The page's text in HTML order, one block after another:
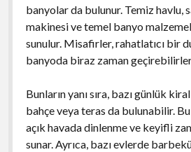
banyolar da bulunur. Temiz havlu,
makinesi ve temel banyo
sunulur. Misafirler, rahatlatıcı bir
banyoda biraz zaman
Bunların yanı sıra, bazı günlük
bahçe veya teras da bulunabilir.
açık havada dinlenme ve keyifli
sunar. Ayrıca, bazı evlerde